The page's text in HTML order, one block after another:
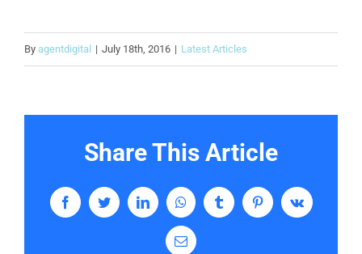
By agentdigital | July 18th, 2016 | Latest Articles
Share This Article
FacebookTwitterLinkedInWhatsAppTumblrPinterestVk
Email